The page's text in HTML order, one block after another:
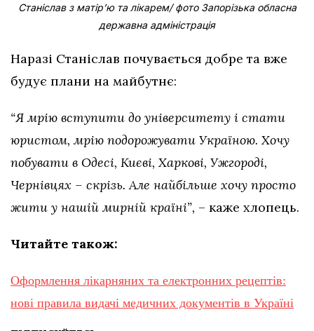
Станіслав з матірʼю та лікарем/ фото Запорізька обласна
державна адміністрація
Наразі Станіслав почувається добре та вже
будує плани на майбутнє:
“Я мрію вступити до університету і стати
юристом, мрію подорожувати Україною. Хочу
побувати в Одесі, Києві, Харкові, Ужгороді,
Чернівцях – скрізь. Але найбільше хочу просто
жити у нашій мирній країні”, – каже хлопець.
Читайте також:
Оформлення лікарняних та електронних рецептів:
нові правила видачі медичних документів в Україні